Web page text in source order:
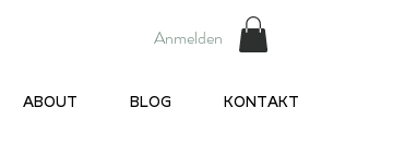
Anmelden
ABOUT BLOG KONTAKT